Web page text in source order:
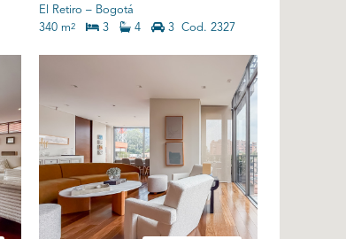
El Retiro – Bogotá
340 m2 3 4 3Cod. 2327